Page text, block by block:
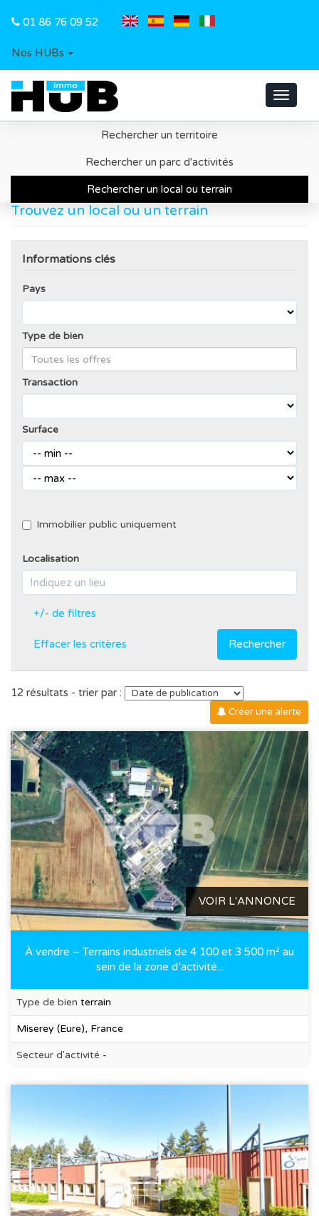
01 86 76 09 52
Nos HUBs
Toggle
Rechercher un territoire
Rechercher un parc d'activités
Rechercher un local ou terrain
Recherche d'un local ou d'un terrain
Trouvez un local ou un terrain
Informations clés
Pays
Type de bien
Transaction
Surface
Immobilier public uniquement
Localisation
+/- de filtres
Effacer les critères Rechercher
12 résultats - trier par :
Créer une alerte
VOIR L'ANNONCE
À vendre – Terrains industriels de 4 100 et 3 500 m² au
sein de la zone d’activité...
Type de bien terrain
Miserey (Eure), France
Secteur d'activité -